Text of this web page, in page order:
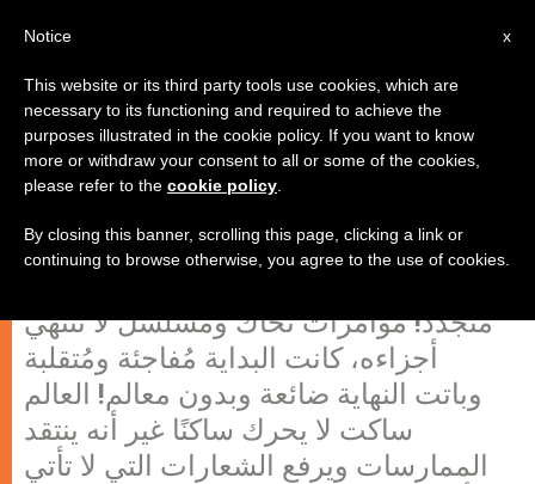
العراق: صدمة بعد صدمة
إنجازات العراق من الناحية المأساوية لا
متجدد! مؤامرات تُحاك ومسلسل لا تنتهي
أجزاءه، كانت البداية مُفاجئة ومُتقلبة
وباتت النهاية ضائعة وبدون معالم! العالم
ساكت لا يحرك ساكنًا غير أنه ينتقد
الممارسات ويرفع الشعارات التي لا تأتي
x
Notice
This website or its third party tools use cookies, which are
necessary to its functioning and required to achieve the
purposes illustrated in the cookie policy. If you want to know
more or withdraw your consent to all or some of the cookies,
please refer to the cookie policy
By closing this banner, scrolling this page, clicking a link or
continuing to browse otherwise, you agree to the use of cookies.